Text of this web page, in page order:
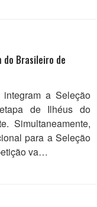
Brasileiro de
a Seleção
de Ilhéus do
Simultaneamente,
para a Seleção
va…